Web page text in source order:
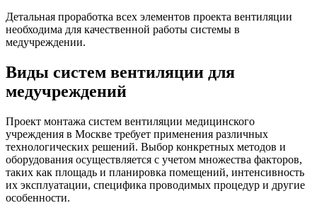
Детальная проработка всех элементов проекта вентиляции
необходима для качественной работы системы в
медучреждении.
Виды систем вентиляции для
медучреждений
Проект монтажа систем вентиляции медицинского
учреждения в Москве требует применения различных
технологических решений. Выбор конкретных методов и
оборудования осуществляется с учетом множества факторов,
таких как площадь и планировка помещений, интенсивность
их эксплуатации, специфика проводимых процедур и другие
особенности.